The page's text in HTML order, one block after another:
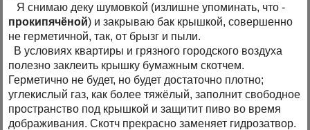
Я снимаю деку шумовкой (излишне упоминать, что -
прокипячёной) и закрываю бак крышкой, совершенно
не герметичной, так, от брызг и пыли.
В условиях квартиры и грязного городского воздуха
полезно заклеить крышку бумажным скотчем.
Герметично не будет, но будет достаточно плотно;
углекислый газ, как более тяжёлый, заполнит свободное
пространство под крышкой и защитит пиво во время
дображивания. Скотч прекрасно заменяет гидрозатвор.